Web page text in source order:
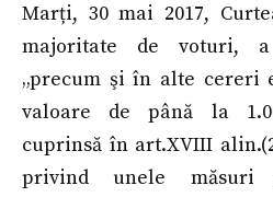
Marți, 30 mai 2017,
majoritate de voturi, a
„precum şi în alte cereri
valoare de până la
cuprinsă în art.XVIII
privind unele măsuri